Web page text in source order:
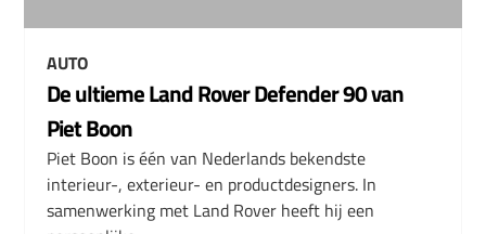
AUTO
De ultieme Land Rover Defender 90 van
Piet Boon
Piet Boon is één van Nederlands bekendste
interieur-, exterieur- en productdesigners. In
samenwerking met Land Rover heeft hij een